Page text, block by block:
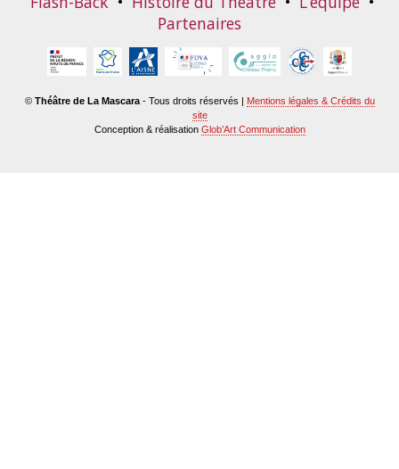
Partenaires
© Théâtre de La Mascara- Tous droits réservés | Mentions légales & Crédits du
site
Conception & réalisation Glob’Art Communication